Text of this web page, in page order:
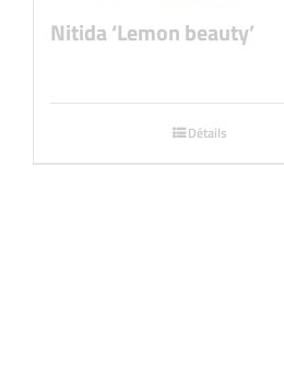
Nitida ‘Lemon beauty’
Détails